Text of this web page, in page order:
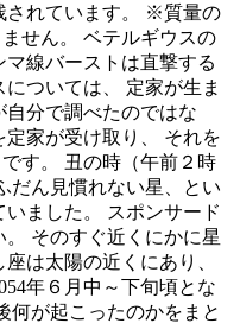
されています。 ※質量の
せん。 ベテルギウスの
線バーストは直撃する
ついては、 定家が生ま
分で調べたのではな
定家が受け取り、 それを
す。 丑の時（午前２時
だん見慣れない星、とい
ました。 スポンサード
そのすぐ近くにかに星
は太陽の近くにあり、
年６月中～下旬頃とな
何が起こったのかをまと